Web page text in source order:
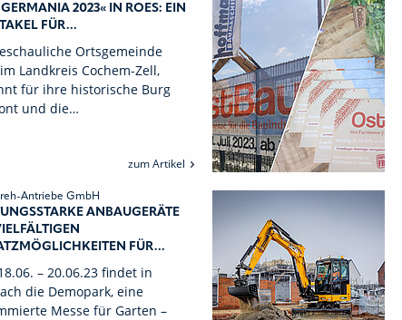
2023« IN ROES: EIN
FÜR...
Ortsgemeinde
Landkreis Cochem-Zell,
für ihre historische Burg
und die…
zum Artikel
Antriebe GmbH
ANBAUGERÄTE
FÜR...
– 20.06.23 findet in
die Demopark, eine
Messe für Garten –